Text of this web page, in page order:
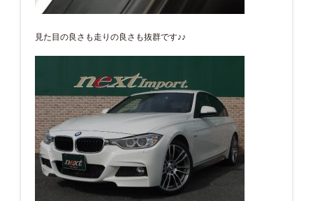
見た目の良さも走りの良さも抜群です♪♪